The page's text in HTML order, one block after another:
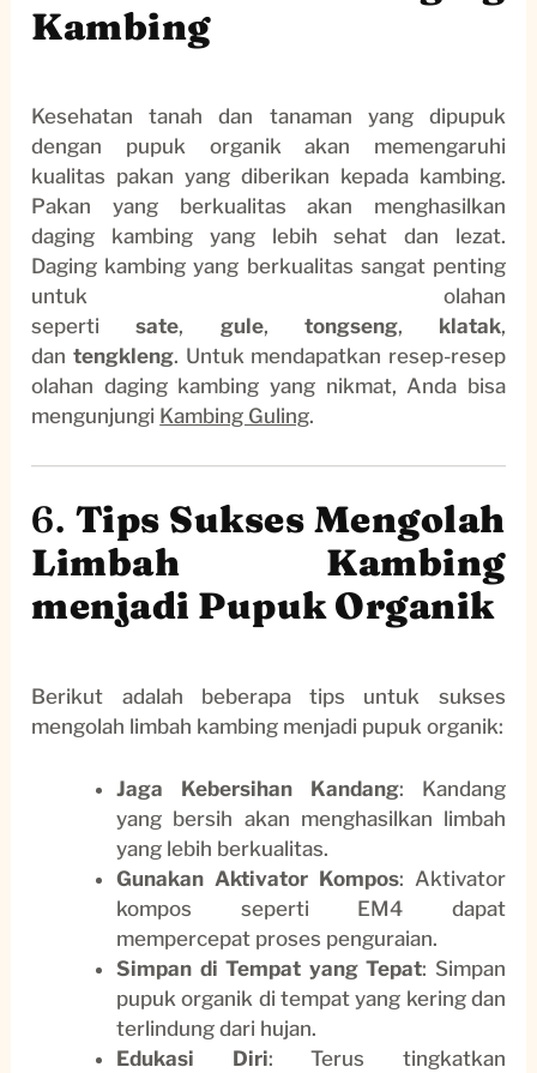
Kambing
Kesehatan tanah dan tanaman yang dipupuk
dengan pupuk organik akan memengaruhi
kualitas pakan yang diberikan kepada kambing.
Pakan yang berkualitas akan menghasilkan
daging kambing yang lebih sehat dan lezat.
Daging kambing yang berkualitas sangat penting
untuk olahan
sepertisate, gule, tongseng, klatak,
dan tengkleng. Untuk mendapatkan resep-resep
olahan daging kambing yang nikmat, Anda bisa
mengunjungi Kambing Guling.
6. Tips Sukses Mengolah
Limbah Kambing
menjadi Pupuk Organik
Berikut adalah beberapa tips untuk sukses
mengolah limbah kambing menjadi pupuk organik:
Jaga Kebersihan Kandang: Kandang
yang bersih akan menghasilkan limbah
yang lebih berkualitas.
Gunakan Aktivator Kompos: Aktivator
kompos seperti EM4 dapat
mempercepat proses penguraian.
Simpan di Tempat yang Tepat: Simpan
pupuk organik di tempat yang kering dan
terlindung dari hujan.
Edukasi Diri: Terus tingkatkan